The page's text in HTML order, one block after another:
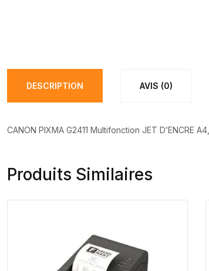
DESCRIPTION AVIS (0)
CANON PIXMA G2411 Multifonction JET
Produits Similaires